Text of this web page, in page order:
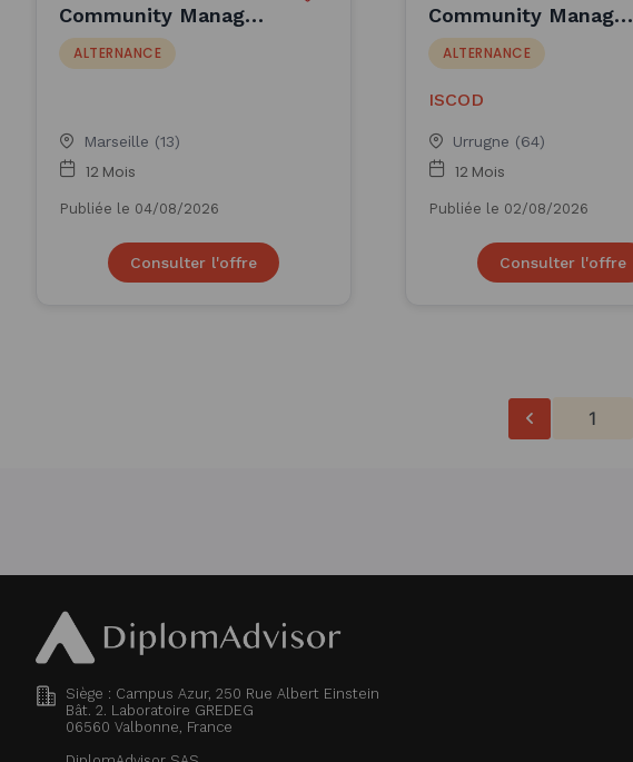
Community Manager
H/F - Marseille (F/H)
ALTERNANCE
Marseille (13)
12 Mois
Publiée le 04/08/2026
Consulter l'offre
Community Manager
- Biarritz (H/F)
ALTERNANCE
ISCOD
Urrugne (64)
12 Mois
Publiée le 02/08/2026
Consulter l'offre
1
Siège : Campus Azur, 250 Rue Albert Einstein
Bât. 2. Laboratoire GREDEG
06560 Valbonne, France